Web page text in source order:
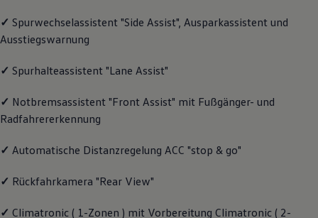
Räder und Reifen
Pannen- und Unfallhilfe
Economy Service
Zubehör
Schutz und Pflege
Entertainment und Elektronik
Wallbox und Ladekabel
Dienste für Ihr Modell finden
Volkswagen Apps, Login und Shop
Updates für Software, Karten und Radio
✓ Spurwechselassistent "Side Assist", Ausparkassistent und
Ausstiegswarnung
✓ Spurhalteassistent "Lane Assist"
✓ Notbremsassistent "Front Assist" mit Fußgänger- und
Radfahrererkennung
✓ Automatische Distanzregelung ACC "stop & go"
✓ Rückfahrkamera "Rear View"
✓ Climatronic ( 1-Zonen ) mit Vorbereitung Climatronic ( 2-